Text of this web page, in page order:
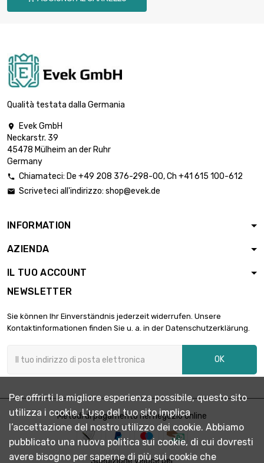
Peso : 1 000gr (1kg)
Peso : 2 000gr
Peso : 2 500gr
(5kg)
12.056,47 €
Qualità testata dalla Germania

Evek GmbH
Neckarstr. 39
45478 Mülheim an der Ruhr
Germany
 Chiamateci: De +49 208 376-298-00, Ch +41 615 100-612
 Scriveteci all'indirizzo: shop@evek.de
INFORMATION
AZIENDA
IL TUO ACCOUNT
NEWSLETTER
Sie können Ihr Einverständnis jederzeit widerrufen. Unsere
Kontaktinformationen finden Sie u. a. in der Datenschutzerklärung.
OK
Metodi di pagamento nel negozio online
Spedizione veloce per
Per offrirti la migliore esperienza possibile, questo sito
utilizza i cookie. L’uso del tuo sito implica
l’accettazione del nostro utilizzo dei cookie. Abbiamo
pubblicato una nuova politica sui cookie, di cui dovresti
avere bisogno per saperne di più sui cookie che